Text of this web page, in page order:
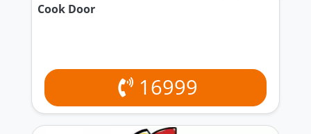
Cook Door
16999